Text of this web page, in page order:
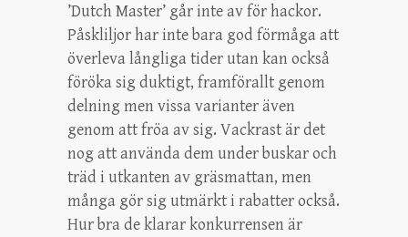
’Dutch Master’ går inte av för hackor.
Påskliljor har inte bara god förmåga att
överleva långliga tider utan kan också
föröka sig duktigt, framförallt genom
delning men vissa varianter även
genom att fröa av sig. Vackrast är det
nog att använda dem under buskar och
träd i utkanten av gräsmattan, men
många gör sig utmärkt i rabatter också.
Hur bra de klarar konkurrensen är